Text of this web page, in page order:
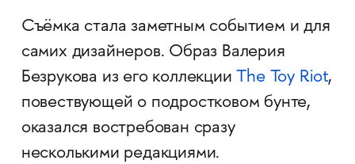
Съёмка стала заметным событием и для
самих дизайнеров. Образ Валерия
Безрукова из его коллекцииThe Toy Riot,
повествующей о подростковом бунте,
оказался востребован сразу
несколькими редакциями.